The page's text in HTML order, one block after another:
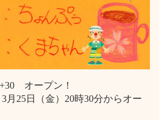
オープン！
月25日（金）20時30分からオー